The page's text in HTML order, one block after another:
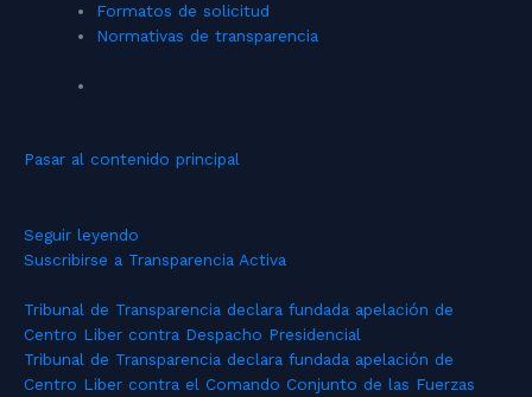
Formatos de solicitud
Normativas de transparencia
Pasar al contenido principal
Seguir leyendo
Suscribirse a Transparencia Activa
Tribunal de Transparencia declara fundada apelación de
Centro Liber contra Despacho Presidencial
Tribunal de Transparencia declara fundada apelación de
Centro Liber contra el Comando Conjunto de las Fuerzas